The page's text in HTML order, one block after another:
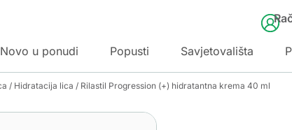
Novo u ponudi Popusti Savjetovališta
/ Hidratacija lica / Rilastil Progression (+) hidratantna krema 40 ml